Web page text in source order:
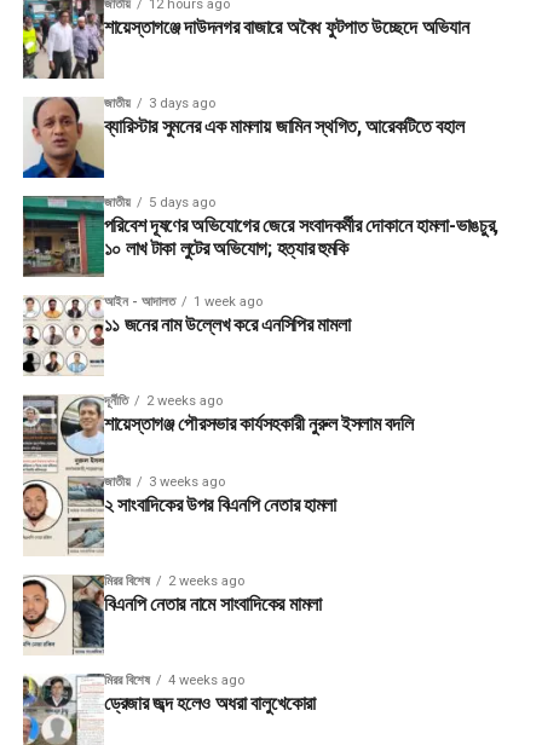
জাতীয় 12 hours ago
শায়েস্তাগঞ্জে দাউদনগর বাজারে অবৈধ ফুটপাত উচ্ছেদে অভিযান
জাতীয় 3 days ago
ব্যারিস্টার সুমনের এক মামলায় জামিন স্থগিত, আরেকটিতে বহাল
জাতীয় 5 days ago
পরিবেশ দূষণের অভিযোগের জেরে সংবাদকর্মীর দোকানে হামলা-ভাঙচুর,
১০ লাখ টাকা লুটের অভিযোগ; হত্যার হুমকি
আইন - আদালত 1 week ago
১১ জনের নাম উল্লেখ করে এনসিপির মামলা
দূর্নীতি 2 weeks ago
শায়েস্তাগঞ্জ পৌরসভার কার্যসহকারী নুরুল ইসলাম বদলি
জাতীয় 3 weeks ago
২ সাংবাদিকের উপর বিএনপি নেতার হামলা
মিরর বিশেষ 2 weeks ago
বিএনপি নেতার নামে সাংবাদিকের মামলা
মিরর বিশেষ 4 weeks ago
ড্রেজার জব্দ হলেও অধরা বালুখেকোরা